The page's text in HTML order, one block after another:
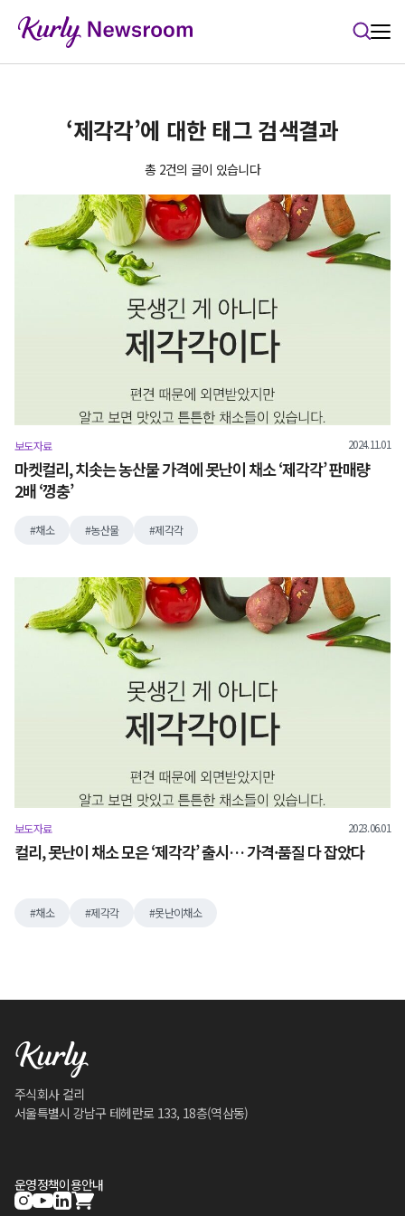
‘제각각’에 대한 태그 검색결과
총 2건의 글이 있습니다
보도자료 2024.11.01
마켓컬리, 치솟는 농산물 가격에 못난이 채소 ‘제각각’ 판매량
2배 ‘껑충’
채소 농산물 제각각
보도자료 2023.06.01
컬리, 못난이 채소 모은 ‘제각각’ 출시… 가격·품질 다 잡았다
채소 제각각 못난이채소
주식회사 컬리
서울특별시 강남구 테헤란로 133, 18층(역삼동)
운영정책이용안내